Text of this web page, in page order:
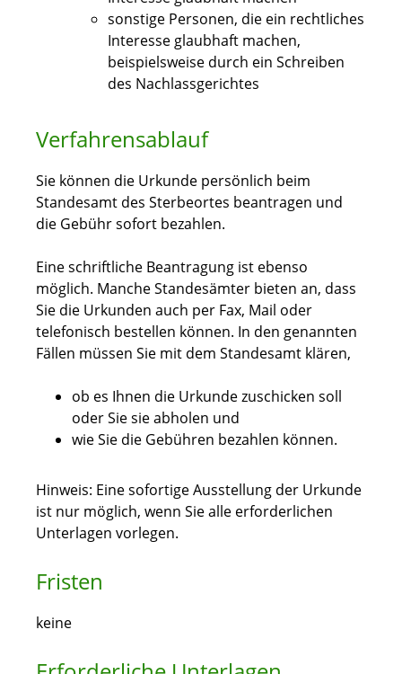
sonstige Personen, die ein rechtliches
Interesse glaubhaft machen,
beispielsweise durch ein Schreiben
des Nachlassgerichtes
Verfahrensablauf
Sie können die Urkunde persönlich beim
Standesamt des Sterbeortes beantragen und
die Gebühr sofort bezahlen.
Eine schriftliche Beantragung ist ebenso
möglich. Manche Standesämter bieten an, dass
Sie die Urkunden auch per Fax, Mail oder
telefonisch bestellen können. In den genannten
Fällen müssen Sie mit dem Standesamt klären,
ob es Ihnen die Urkunde zuschicken soll
oder Sie sie abholen und
wie Sie die Gebühren bezahlen können.
Hinweis: Eine sofortige Ausstellung der Urkunde
ist nur möglich, wenn Sie alle erforderlichen
Unterlagen vorlegen.
Fristen
keine